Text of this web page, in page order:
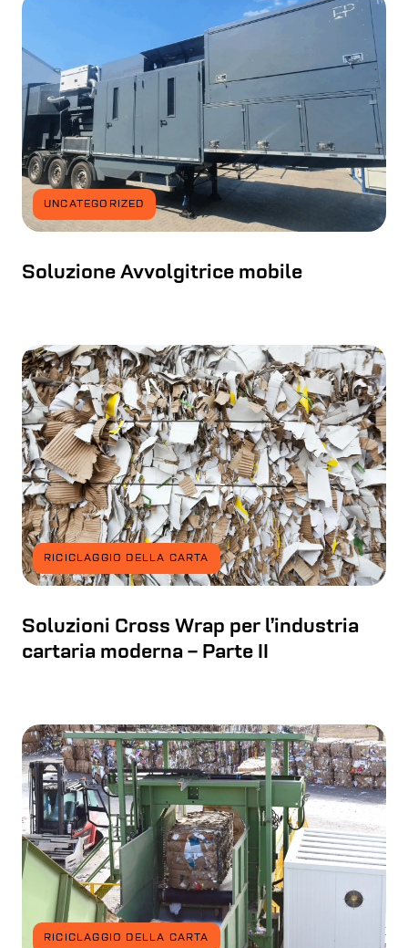
UNCATEGORIZED
Soluzione Avvolgitrice mobile
RICICLAGGIO DELLA CARTA
Soluzioni Cross Wrap per l’industria
cartaria moderna – Parte II
RICICLAGGIO DELLA CARTA